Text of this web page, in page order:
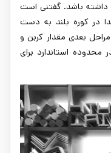
داشته باشد. گفتنی است
در کوره بلند به دست
بعدی مقدار کربن و
محدوده استاندارد برای